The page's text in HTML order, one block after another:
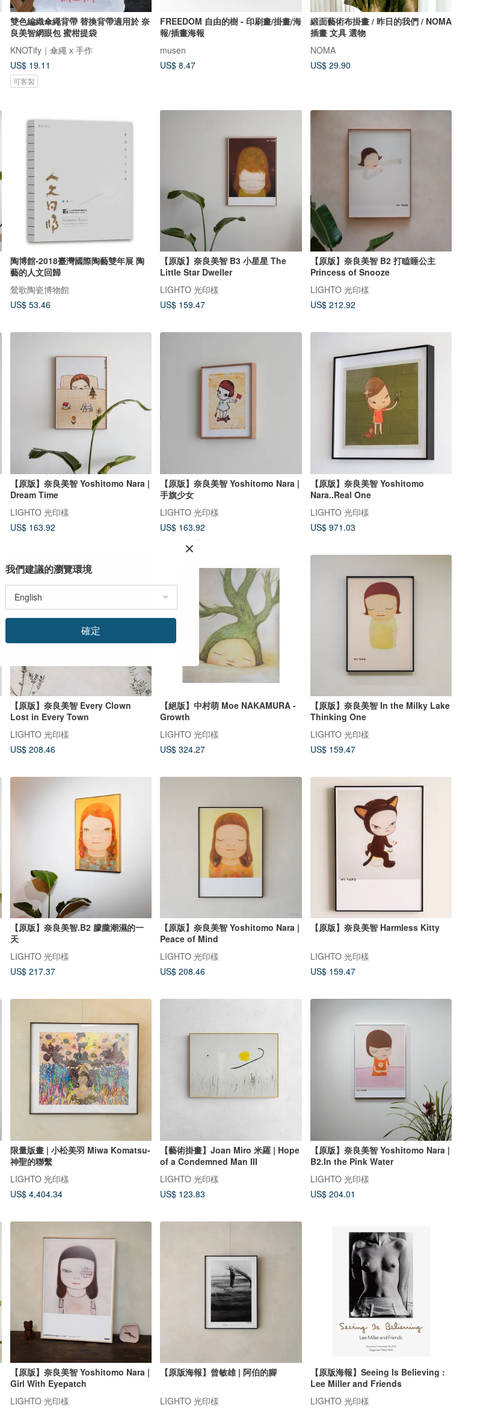
雙色編織傘繩背帶 替換背帶適用於 奈
良美智網眼包 蜜柑提袋
KNOTify｜傘繩 x 手作
US$ 19.11
可客製
FREEDOM 自由的樹 - 印刷畫/掛畫/海
報/插畫海報
musen
US$ 8.47
緞面藝術布掛畫 / 昨日的我們 / NOMA
插畫 文具 選物
NOMA
US$ 29.90
陶博館-2018臺灣國際陶藝雙年展 陶
藝的人文回歸
鶯歌陶瓷博物館
US$ 53.46
【原版】奈良美智 B3 小星星 The
Little Star Dweller
LIGHTO 光印樣
US$ 159.47
【原版】奈良美智 B2 打瞌睡公主
Princess of Snooze
LIGHTO 光印樣
US$ 212.92
【原版】奈良美智 Yoshitomo Nara |
Dream Time
LIGHTO 光印樣
US$ 163.92
【原版】奈良美智 Yoshitomo Nara |
手旗少女
LIGHTO 光印樣
US$ 163.92
【原版】奈良美智 Yoshitomo
Nara..Real One
LIGHTO 光印樣
US$ 971.03
【原版】奈良美智 Every Clown
Lost in Every Town
LIGHTO 光印樣
US$ 208.46
【絕版】中村萌 Moe NAKAMURA -
Growth
LIGHTO 光印樣
US$ 324.27
【原版】奈良美智 In the Milky Lake
Thinking One
LIGHTO 光印樣
US$ 159.47
【原版】奈良美智.B2 朦朧潮濕的一
天
LIGHTO 光印樣
US$ 217.37
【原版】奈良美智 Yoshitomo Nara |
Peace of Mind
LIGHTO 光印樣
US$ 208.46
【原版】奈良美智 Harmless Kitty
LIGHTO 光印樣
US$ 159.47
限量版畫 | 小松美羽 Miwa Komatsu-
神聖的聯繫
LIGHTO 光印樣
US$ 4,404.34
【藝術掛畫】Joan Miro 米羅 | Hope
of a Condemned Man III
LIGHTO 光印樣
US$ 123.83
【原版】奈良美智 Yoshitomo Nara |
B2.In the Pink Water
LIGHTO 光印樣
US$ 204.01
【原版】奈良美智 Yoshitomo Nara |
Girl With Eyepatch
LIGHTO 光印樣
【原版海報】曾敏雄 | 阿伯的腳
LIGHTO 光印樣
【原版海報】Seeing Is Believing :
Lee Miller and Friends
LIGHTO 光印樣
我們建議的瀏覽環境
確定